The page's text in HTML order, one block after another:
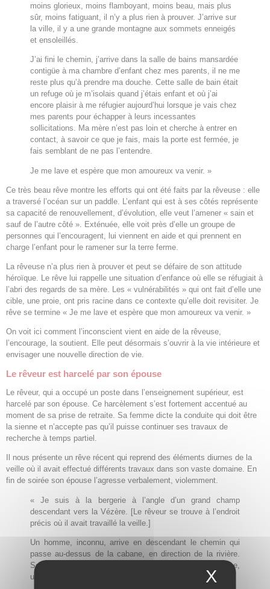
moins glorieux, moins flamboyant, moins beau, mais plus
sûr, moins fatiguant, il n’y a plus rien à prouver. J’arrive sur
la ville, il y a une grande montagne aux sommets enneigés
et ensoleillés.
J’ai fini le chemin, j’arrive dans la salle de bains mansardée
contigüe à ma chambre d’enfant chez mes parents, il ne me
reste plus qu’à prendre ma douche. Cette salle de bain était
un refuge où je m’isolais quand j’étais enfant et où j’ai
encore plaisir à me réfugier aujourd’hui lorsque je vais chez
mes parents pour échapper à leurs incessantes
sollicitations. Ma mère n’est pas loin et cherche à entrer en
contact, à savoir ce que je fais, mais la porte est fermée, je
fais semblant de ne pas l’entendre.
Je me lave et espère que mon amoureux va venir. »
Ce très beau rêve montre les efforts qui ont été faits par la rêveuse : elle
a traversé l’océan sur un paddle. L’enfant qui est à ses côtés représente
sa capacité de renouvellement, d’évolution, elle veut l’amener « sain et
sauf de l’autre côté ». Exténuée, elle voit près d’elle un groupe de
personnes qui l’encouragent, lui viennent en aide et qui prennent en
charge l’enfant pour le ramener sur la terre ferme.
La rêveuse n’a plus rien à prouver et peut se défaire de son attitude
héroïque. Le rêve lui rappelle une situation d’enfance où elle se réfugiait à
l’abri des regards de sa mère. Les « vulnérabilités » qui ont fait d’elle une
cible, une proie, ont pris racine dans ce contexte qu’elle doit revisiter. Je
rêve se termine « Je me lave et espère que mon amoureux va venir. »
On voit ici comment l’inconscient vient en aide de la rêveuse,
l’encourage, la soutient. Elle peut désormais s’ouvrir à la vie intérieure et
envisager une nouvelle direction de vie.
Le rêveur est harcelé par son épouse
Le rêveur, qui a occupé un poste dans l’enseignement supérieur, est
harcelé par son épouse. Ce harcèlement s’est fortement accentué au
moment de sa prise de retraite. Sa femme dicte la conduite qui doit être
la sienne et n’accepte pas qu’il puisse continuer ses travaux de
recherche à temps partiel.
Il nous présente un rêve récent qui reprend des éléments diurnes de la
veille où il avait effectué différents travaux dans son vaste domaine. En
fin de soirée son épouse l’agresse verbalement, violemment.
« Je suis à la bergerie à l’angle d’un grand champ
descendant vers la Vézère. [Le rêveur se trouve à l’endroit
précis où il avait travaillé la veille.]
Un homme, inconnu, arrive en descendant le chemin qui
passe au-dessus de la cabane, en direction de la rivière.
Son fils, d’une douzaine d’années environ, l’accompagne,
un peu en retrait à sa droite.
X